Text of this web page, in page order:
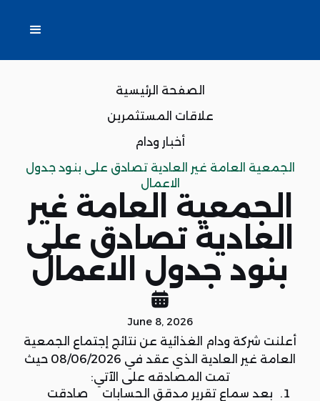
الصفحة الرئيسية
علاقات المستثمرين
أخبار ودام
الجمعية العامة غير العادية تصادق على بنود جدول
الاعمال
الجمعية العامة غير
العادية تصادق على
بنود جدول الاعمال
June 8, 2026
أعلنت شركة ودام الغذائية عن نتائج إجتماع الجمعية
العامة غير العادية الذي عقد في 08/06/2026 حيث
تمت المصادقه على الآتي:
بعد سماع تقرير مدقق الحسابات صادقت